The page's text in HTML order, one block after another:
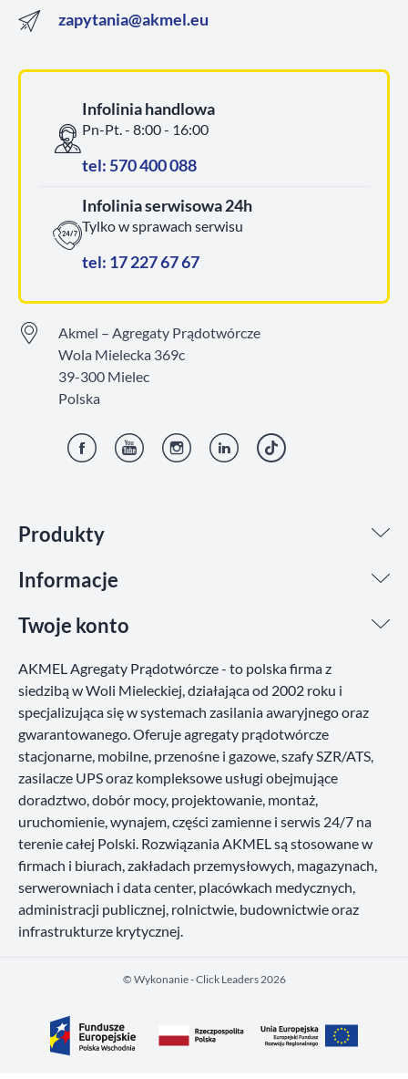
Produkty
Informacje
Twoje konto
zapytania@akmel.eu
Infolinia handlowa
Pn-Pt. - 8:00 - 16:00
tel: 570 400 088
Infolinia serwisowa 24h
Tylko w sprawach serwisu
tel: 17 227 67 67
Akmel – Agregaty Prądotwórcze
Wola Mielecka 369c
39-300 Mielec
Polska
AKMEL Agregaty Prądotwórcze - to polska firma z
siedzibą w Woli Mieleckiej, działająca od 2002 roku i
specjalizująca się w systemach zasilania awaryjnego oraz
gwarantowanego. Oferuje agregaty prądotwórcze
stacjonarne, mobilne, przenośne i gazowe, szafy SZR/ATS,
zasilacze UPS oraz kompleksowe usługi obejmujące
doradztwo, dobór mocy, projektowanie, montaż,
uruchomienie, wynajem, części zamienne i serwis 24/7 na
terenie całej Polski. Rozwiązania AKMEL są stosowane w
firmach i biurach, zakładach przemysłowych, magazynach,
serwerowniach i data center, placówkach medycznych,
administracji publicznej, rolnictwie, budownictwie oraz
infrastrukturze krytycznej.
©️ Wykonanie - Click Leaders 2026